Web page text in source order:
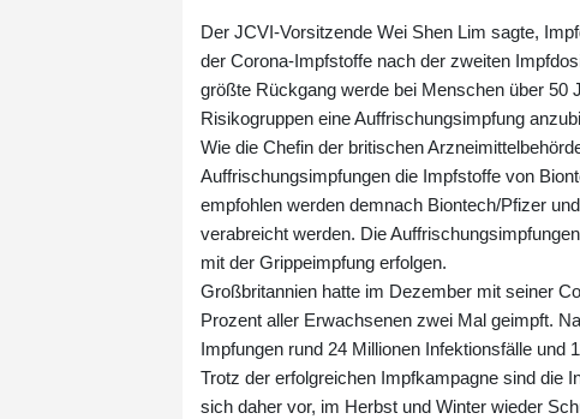
Der JCVI-Vorsitzende Wei Shen Lim sagte,
der Corona-Impfstoffe nach der zweiten
größte Rückgang werde bei Menschen über 50
Risikogruppen eine Auffrischungsimpfung
Wie die Chefin der britischen
Auffrischungsimpfungen die Impfstoffe von
empfohlen werden demnach Biontech/Pfizer
verabreicht werden. Die
mit der Grippeimpfung erfolgen.
Großbritannien hatte im Dezember mit seiner
Prozent aller Erwachsenen zwei Mal geimpft.
Impfungen rund 24 Millionen Infektionsfälle und
Trotz der erfolgreichen Impfkampagne sind die
sich daher vor, im Herbst und Winter wieder